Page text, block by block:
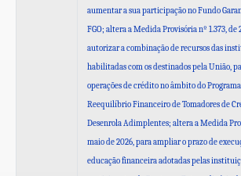
aumentar a sua participação no Fundo
FGO; altera a Medida Provisória nº 1.373, de
autorizar a combinação de recursos das
habilitadas com os destinados pela União,
operações de crédito no âmbito do
Reequilíbrio Financeiro de Tomadores de
Desenrola Adimplentes; altera a Medida
maio de 2026, para ampliar o prazo de
educação financeira adotadas pelas